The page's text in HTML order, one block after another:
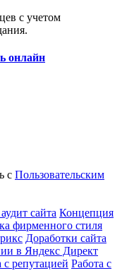
с учетом
онлайн
с Пользовательским
сайта Концепция
фирменного стиля
Доработки сайта
в Яндекс Директ
с репутацией Работа с